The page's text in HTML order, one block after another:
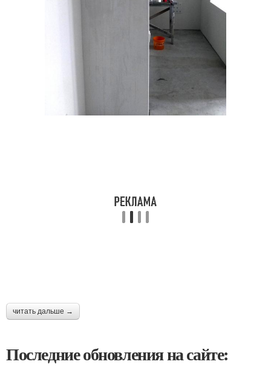
читать дальше →
Последние обновления на сайте: